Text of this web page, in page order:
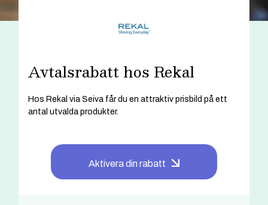
Avtalsrabatt hos Rekal
Hos Rekal via Seiva får du en attraktiv prisbild på ett
antal utvalda produkter.
Aktivera din rabatt